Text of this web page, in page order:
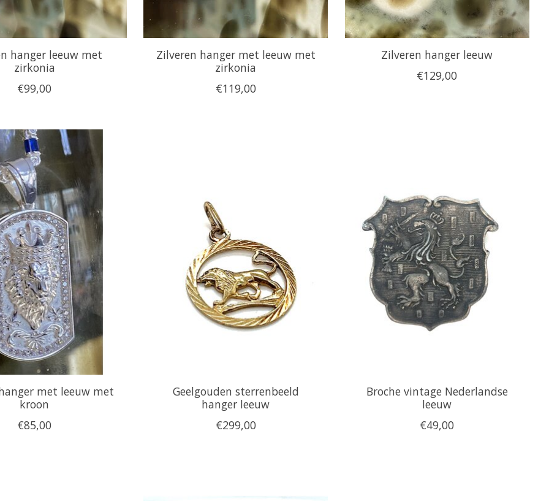
hanger leeuw met
zirkonia
€99,00
Zilveren hanger met leeuw met
zirkonia
€119,00
Zilveren hanger leeuw
€129,00
met leeuw met
kroon
€85,00
Geelgouden sterrenbeeld
hanger leeuw
€299,00
Broche vintage Nederlandse
leeuw
€49,00